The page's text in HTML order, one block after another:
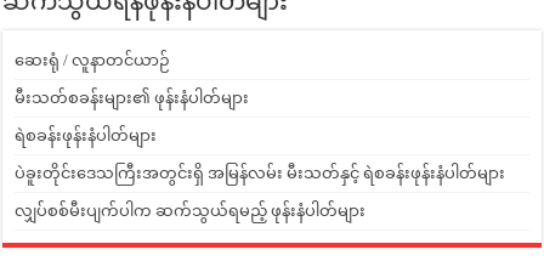
ဆေးရုံ / လူနာတင်ယာဉ်
မီးသတ်စခန်းများ၏ ဖုန်းနံပါတ်များ
ရဲစခန်းဖုန်းနံပါတ်များ
ပဲခူးတိုင်းဒေသကြီးအတွင်းရှိ အမြန်လမ်း မီးသတ်နှင့် ရဲစခန်းဖုန်းနံပါတ်များ
လျှပ်စစ်မီးပျက်ပါက ဆက်သွယ်ရမည့် ဖုန်းနံပါတ်များ